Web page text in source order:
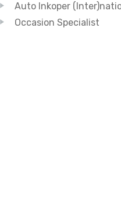
Auto Inkoper
Occasion Specialist